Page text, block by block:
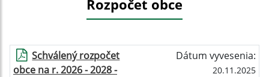
Rozpočet obce
Schválený rozpočet
obce na r. 2026 - 2028 -
Dátum vyvesenia:
20.11.2025